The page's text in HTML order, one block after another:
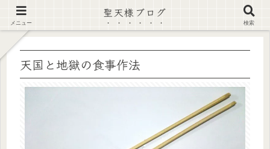
【注意喚起】偽サイト及び偽情報に注意 ▶確認する◀
天国と地獄の食事作法
メニュー
聖天様ブログ
検索